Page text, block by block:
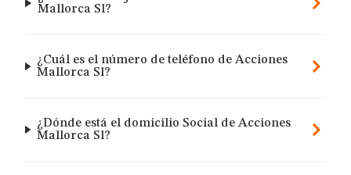
Mallorca Sl?
¿Cuál es el número de teléfono de Acciones
Mallorca Sl?
¿Dónde está el domicilio Social de Acciones
Mallorca Sl?